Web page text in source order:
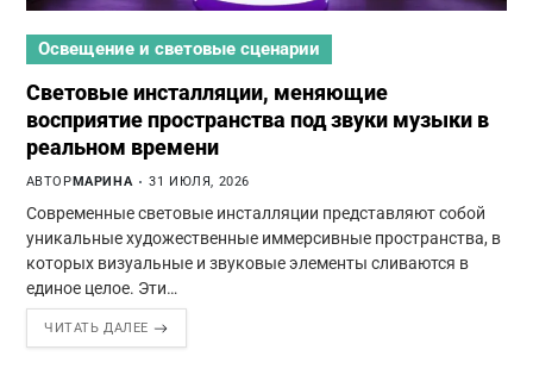
Освещение и световые сценарии
Световые инсталляции, меняющие
восприятие пространства под звуки музыки в
реальном времени
АВТОРМАРИНА 31 ИЮЛЯ, 2026
Современные световые инсталляции представляют собой
уникальные художественные иммерсивные пространства, в
которых визуальные и звуковые элементы сливаются в
единое целое. Эти…
ЧИТАТЬ ДАЛЕЕ